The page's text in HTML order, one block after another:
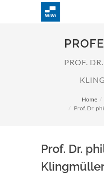
PROF.
Home
Prof. Dr.
Prof. Dr.